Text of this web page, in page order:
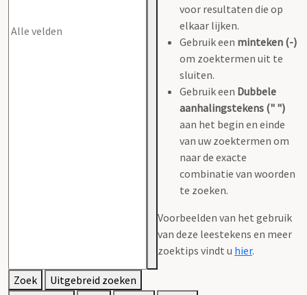
voor resultaten die op
elkaar lijken.
Gebruik een minteken (-)
om zoektermen uit te
sluiten.
Gebruik een Dubbele
aanhalingstekens (" ")
aan het begin en einde
van uw zoektermen om
naar de exacte
combinatie van woorden
te zoeken.
Voorbeelden van het gebruik
van deze leestekens en meer
zoektips vindt u hier.
Zoek
Uitgebreid zoeken